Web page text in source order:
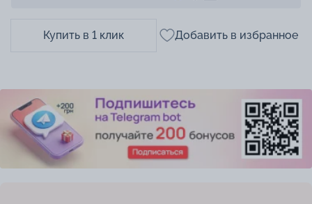
Купить в 1 клик Добавить в избранное